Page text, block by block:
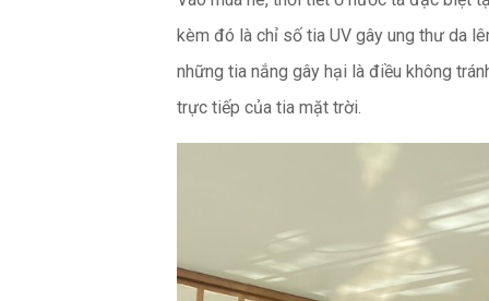
kèm đó là chỉ số tia UV gây ung thư da
những tia nắng gây hại là điều không
trực tiếp của tia mặt trời.